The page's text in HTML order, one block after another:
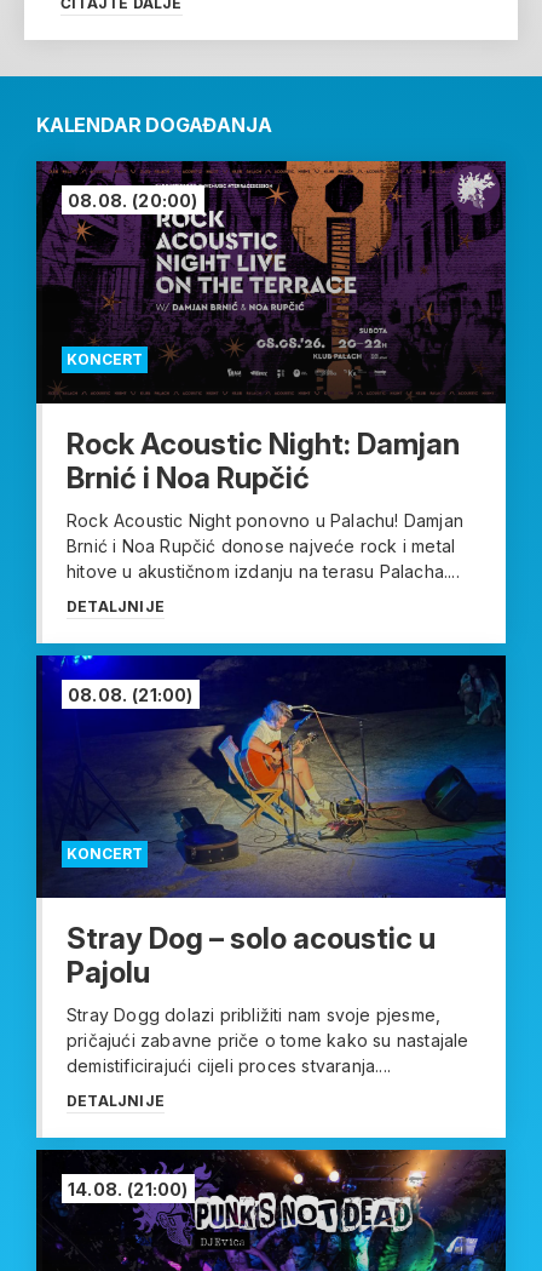
KALENDAR DOGAĐANJA
KONCERT
08.08. (20:00)
Rock Acoustic Night: Damjan
Brnić i Noa Rupčić
Rock Acoustic Night ponovno u Palachu! Damjan
Brnić i Noa Rupčić donose najveće rock i metal
hitove u akustičnom izdanju na terasu Palacha....
DETALJNIJE
KONCERT
08.08. (21:00)
Stray Dog – solo acoustic u
Pajolu
Stray Dogg dolazi približiti nam svoje pjesme,
pričajući zabavne priče o tome kako su nastajale
demistificirajući cijeli proces stvaranja....
DETALJNIJE
14.08. (21:00)